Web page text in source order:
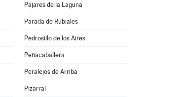
Pajares de la Laguna
Parada de Rubiales
Pedrosillo de los Aires
Peñacaballera
Peralejos de Arriba
Pizarral